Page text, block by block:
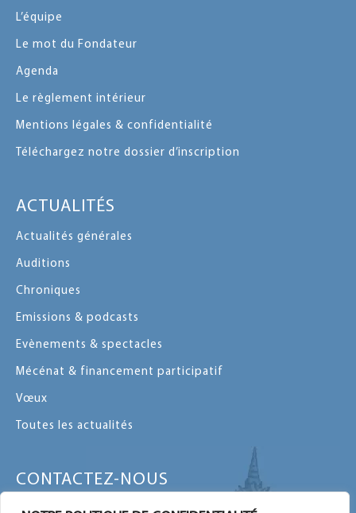
L’équipe
Le mot du Fondateur
Agenda
Le règlement intérieur
Mentions légales & confidentialité
Téléchargez notre dossier d’inscription
ACTUALITÉS
Actualités générales
Auditions
Chroniques
Emissions & podcasts
Evènements & spectacles
Mécénat & financement participatif
Vœux
Toutes les actualités
CONTACTEZ-NOUS
Contactez-nous par message ou par